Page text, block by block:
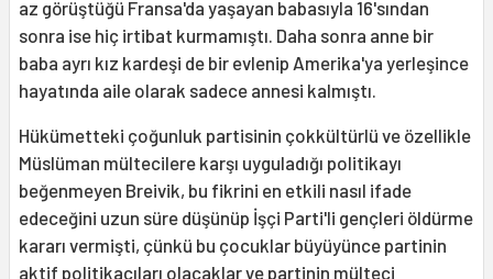
az görüştüğü Fransa'da yaşayan babasıyla 16'sından
sonra ise hiç irtibat kurmamıştı. Daha sonra anne bir
baba ayrı kız kardeşi de bir evlenip Amerika'ya yerleşince
hayatında aile olarak sadece annesi kalmıştı.
Hükümetteki çoğunluk partisinin çokkültürlü ve özellikle
Müslüman mültecilere karşı uyguladığı politikayı
beğenmeyen Breivik, bu fikrini en etkili nasıl ifade
edeceğini uzun süre düşünüp İşçi Parti'li gençleri öldürme
kararı vermişti, çünkü bu çocuklar büyüyünce partinin
aktif politikacıları olacaklar ve partinin mülteci